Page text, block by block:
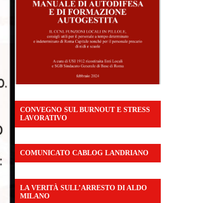
CONVEGNO SUL BURNOUT E STRESS
LAVORATIVO
COMUNICATO CABLOG LANDRIANO
LA VERITÀ SULL’ARRESTO DI ALDO
MILANO